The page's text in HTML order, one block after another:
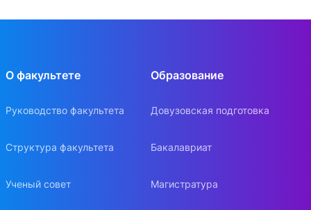
О факультете
Руководство факультета
Структура факультета
Ученый совет
Образование
Довузовская подготовка
Бакалавриат
Магистратура